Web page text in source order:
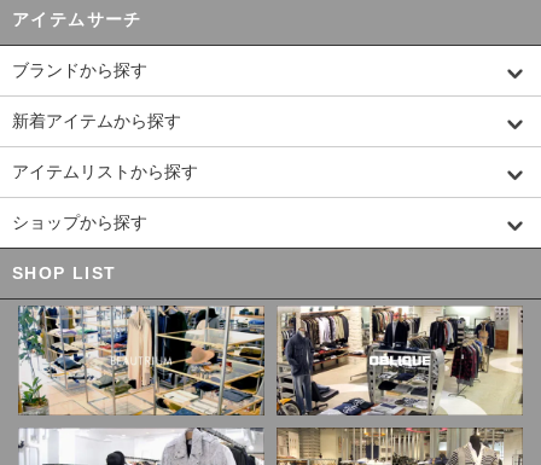
アイテムサーチ
ブランドから探す
新着アイテムから探す
アイテムリストから探す
ショップから探す
SHOP LIST